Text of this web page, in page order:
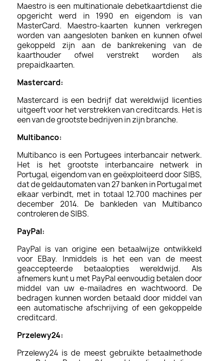
Maestro is een multinationale debetkaartdienst die
opgericht werd in 1990 en eigendom is van
MasterCard. Maestro-kaarten kunnen verkregen
worden van aangesloten banken en kunnen ofwel
gekoppeld zijn aan de bankrekening van de
kaarthouder ofwel verstrekt worden als
prepaidkaarten.
Mastercard:
Mastercard is een bedrijf dat wereldwijd licenties
uitgeeft voor het verstrekken van creditcards. Het is
een van de grootste bedrijven in zijn branche.
Multibanco:
Multibanco is een Portugees interbancair netwerk.
Het is het grootste interbancaire netwerk in
Portugal, eigendom van en geëxploiteerd door SIBS,
dat de geldautomaten van 27 banken in Portugal met
elkaar verbindt, met in totaal 12.700 machines per
december 2014. De bankleden van Multibanco
controleren de SIBS.
PayPal:
PayPal is van origine een betaalwijze ontwikkeld
voor EBay. Inmiddels is het een van de meest
geaccepteerde betaalopties wereldwijd. Als
afnemers kunt u met PayPal eenvoudig betalen door
middel van uw e-mailadres en wachtwoord. De
bedragen kunnen worden betaald door middel van
een automatische afschrijving of een gekoppelde
creditcard.
Przelewy24:
Przelewy24 is de meest gebruikte betaalmethode